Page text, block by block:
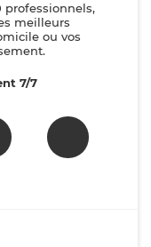
professionnels,
meilleurs
ou vos
7/7